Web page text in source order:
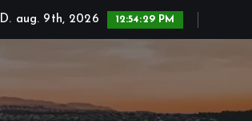
D. aug. 9th, 2026 12:54:31 PM